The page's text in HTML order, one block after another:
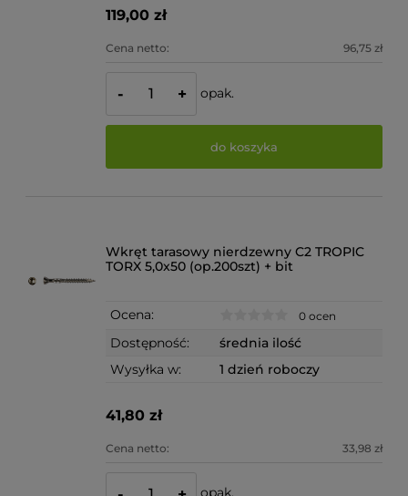
119,00 zł
Cena netto: 96,75 zł
- + opak.
do koszyka
Wkręt tarasowy nierdzewny C2 TROPIC
TORX 5,0x50 (op.200szt) + bit
Ocena: 0 ocen
Dostępność:
średnia ilość
Wysyłka w:
1 dzień roboczy
41,80 zł
Cena netto: 33,98 zł